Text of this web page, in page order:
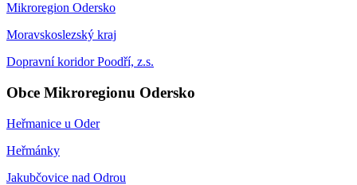
Mikroregion Odersko
Moravskoslezský kraj
Dopravní koridor Poodří, z.s.
Obce Mikroregionu Odersko
Heřmanice u Oder
Heřmánky
Jakubčovice nad Odrou